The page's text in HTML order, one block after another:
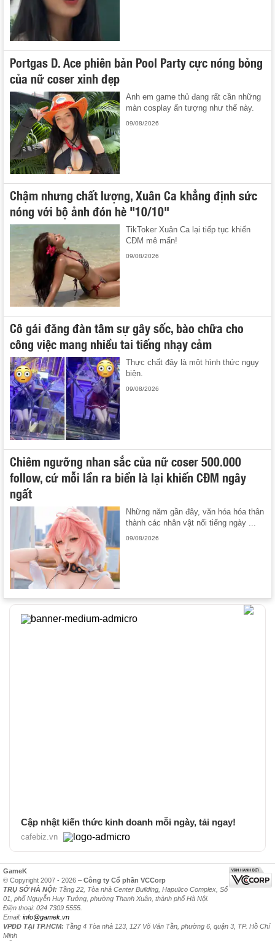
Portgas D. Ace phiên bản Pool Party cực nóng bỏng
của nữ coser xinh đẹp
Anh em game thủ đang rất cần những
màn cosplay ấn tượng như thế này.
09/08/2026
Chậm nhưng chất lượng, Xuân Ca khẳng định sức
nóng với bộ ảnh đón hè "10/10"
TikToker Xuân Ca lại tiếp tục khiến
CĐM mê mẩn!
09/08/2026
Cô gái đăng đàn tâm sự gây sốc, bào chữa cho
công việc mang nhiều tai tiếng nhạy cảm
Thực chất đây là một hình thức ngụy
biện.
09/08/2026
Chiêm ngưỡng nhan sắc của nữ coser 500.000
follow, cứ mỗi lần ra biển là lại khiến CĐM ngây
ngất
Những năm gần đây, văn hóa hóa thân
thành các nhân vật nổi tiếng ngày ...
09/08/2026
Cập nhật kiến thức kinh doanh mỗi ngày, tải ngay!
cafebiz.vn
GameK
© Copyright 2007 - 2026 – Công ty Cổ phần VCCorp
TRỤ SỞ HÀ NỘI: Tầng 22, Tòa nhà Center Building, Hapulico Complex, Số
01, phố Nguyễn Huy Tưởng, phường Thanh Xuân, thành phố Hà Nội.
Điện thoại: 024 7309 5555.
Email: info@gamek.vn
VPĐD TẠI TP.HCM: Tầng 4 Tòa nhà 123, 127 Võ Văn Tần, phường 6, quận 3, TP. Hồ Chí
Minh